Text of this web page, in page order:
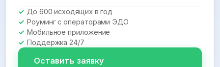
До 600 исходящих в год
Роуминг с операторами ЭДО
Мобильное приложение
Поддержка 24/7
Оставить заявку